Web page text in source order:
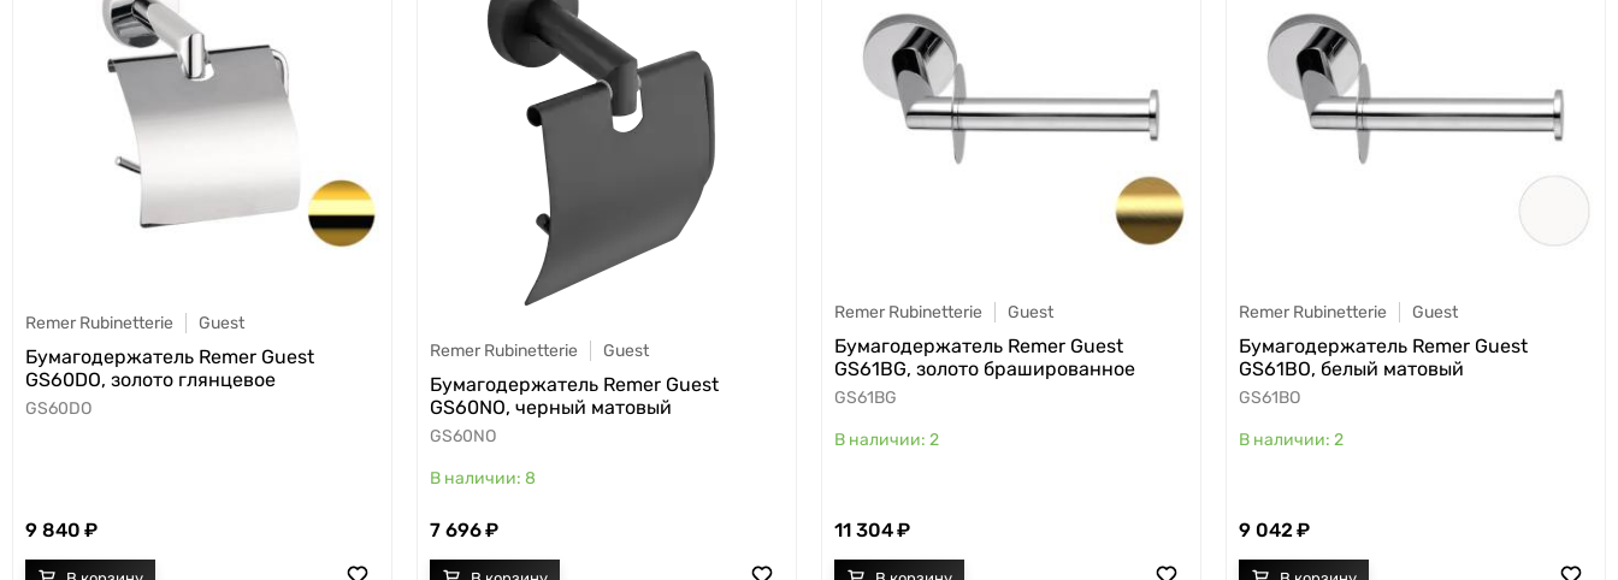
Remer Rubinetterie Guest
Бумагодержатель Remer Guest
GS60DO, золото глянцевое
GS60DO
9 840
Remer Rubinetterie Guest
Бумагодержатель Remer Guest
GS60NO, черный матовый
GS60NO
8
7 696
Remer Rubinetterie Guest
Бумагодержатель Remer Guest
GS61BG, золото брашированное
GS61BG
2
11 304
Remer Rubinetterie Guest
Бумагодержатель Remer Guest
GS61BO, белый матовый
GS61BO
2
9 042